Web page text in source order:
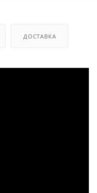
ДОСТАВКА